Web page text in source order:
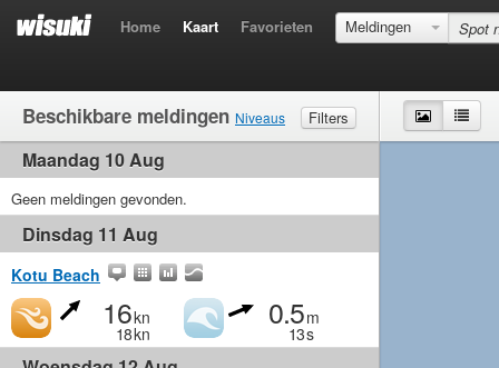
Home Kaart Favorieten Meldingen
Beschikbare meldingen Niveaus
Filters
Wind
Golven
Maandag 10 Aug
Geen meldingen gevonden.
Dinsdag 11 Aug
Kotu Beach
16kn
18kn
0.5m
13s
Kaart